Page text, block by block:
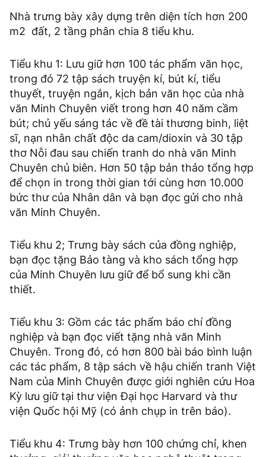
Nhà trưng bày xây dựng trên diện tích hơn 200
m2 đất, 2 tầng phân chia 8 tiểu khu.
Tiểu khu 1: Lưu giữ hơn 100 tác phẩm văn học,
trong đó 72 tập sách truyện kí, bút kí, tiểu
thuyết, truyện ngắn, kịch bản văn học của nhà
văn Minh Chuyên viết trong hơn 40 năm cầm
bút; chủ yếu sáng tác về đề tài thương binh, liệt
sĩ, nạn nhân chất độc da cam/dioxin và 30 tập
thơ Nỗi đau sau chiến tranh do nhà văn Minh
Chuyên chủ biên. Hơn 50 tập bản thảo tổng hợp
để chọn in trong thời gian tới cùng hơn 10.000
bức thư của Nhân dân và bạn đọc gửi cho nhà
văn Minh Chuyên.
Tiểu khu 2; Trưng bày sách của đồng nghiệp,
bạn đọc tặng Bảo tàng và kho sách tổng hợp
của Minh Chuyên lưu giữ để bổ sung khi cần
thiết.
Tiểu khu 3: Gồm các tác phẩm báo chí đồng
nghiệp và bạn đọc viết tặng nhà văn Minh
Chuyên. Trong đó, có hơn 800 bài báo bình luận
các tác phẩm, 8 tập sách về hậu chiến tranh Việt
Nam của Minh Chuyên được giới nghiên cứu Hoa
Kỳ lưu giữ tại thư viện Đại học Harvard và thư
viện Quốc hội Mỹ (có ảnh chụp in trên báo).
Tiểu khu 4: Trưng bày hơn 100 chứng chỉ, khen